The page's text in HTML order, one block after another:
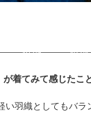
着てみて感じたこ
い羽織としてもバ